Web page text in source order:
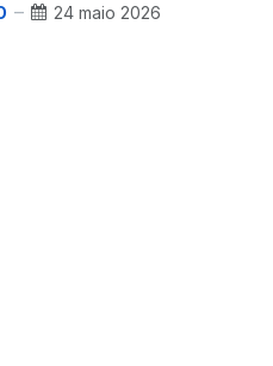
24 maio 2026